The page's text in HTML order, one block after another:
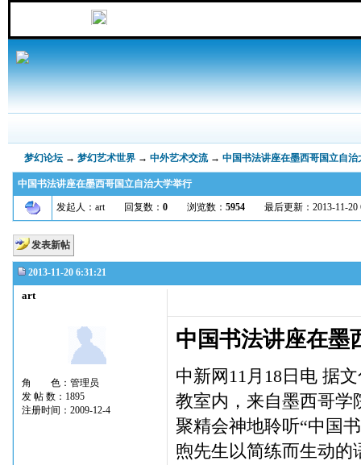
梦幻论坛 → 梦幻艺术世界 → 中外艺术交流→ 中国书法讲座在墨西哥国立自治
中国书法讲座在墨西哥国立自治大学举行
发起人：art 回复数： 0 浏览数： 5954 最后更新：2013-11-20
发表新帖
2013-11-20 6:31:21
art
角 色：管理员
发 帖 数：1895
注册时间：2009-12-4
中国书法讲座在墨
中新网11月18日电 据
教室内，来自墨西哥学
聚精会神地聆听“中国
煦先生以简练而生动